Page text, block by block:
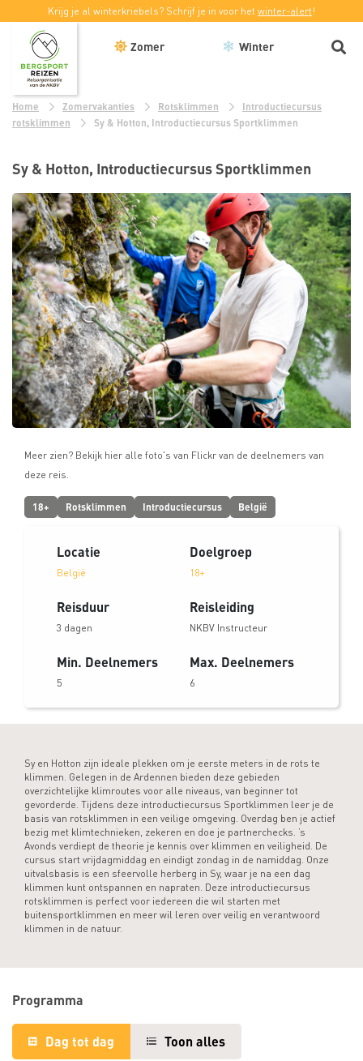
Krijg je al winterkriebels? Schrijf je in voor het winter-alert!
Zomer Winter
Home Zomervakanties Rotsklimmen
Introductiecursus
rotsklimmen
Sy & Hotton, Introductiecursus Sportklimmen
Sy & Hotton, Introductiecursus Sportklimmen
Meer zien? Bekijk hier alle foto's van Flickr van de deelnemers van
deze reis.
18+ Rotsklimmen Introductiecursus België
Locatie
België
Doelgroep
18+
Reisduur
3 dagen
Reisleiding
NKBV Instructeur
Min. Deelnemers
5
Max. Deelnemers
6
Sy en Hotton zijn ideale plekken om je eerste meters in de rots te
klimmen. Gelegen in de Ardennen bieden deze gebieden
overzichtelijke klimroutes voor alle niveaus, van beginner tot
gevorderde. Tijdens deze introductiecursus Sportklimmen leer je de
basis van rotsklimmen in een veilige omgeving. Overdag ben je actief
bezig met klimtechnieken, zekeren en doe je partnerchecks. ’s
Avonds verdiept de theorie je kennis over klimmen en veiligheid. De
cursus start vrijdagmiddag en eindigt zondag in de namiddag. Onze
uitvalsbasis is een sfeervolle herberg in Sy, waar je na een dag
klimmen kunt ontspannen en napraten. Deze introductiecursus
rotsklimmen is perfect voor iedereen die wil starten met
buitensportklimmen en meer wil leren over veilig en verantwoord
klimmen in de natuur.
Programma
Dag tot dag Toon alles